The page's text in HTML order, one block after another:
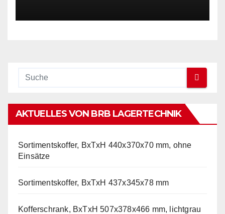
Folie, transparent
AKTUELLES VON BRB LAGERTECHNIK
Sortimentskoffer, BxTxH 440x370x70 mm, ohne
Einsätze
Sortimentskoffer, BxTxH 437x345x78 mm
Kofferschrank, BxTxH 507x378x466 mm, lichtgrau